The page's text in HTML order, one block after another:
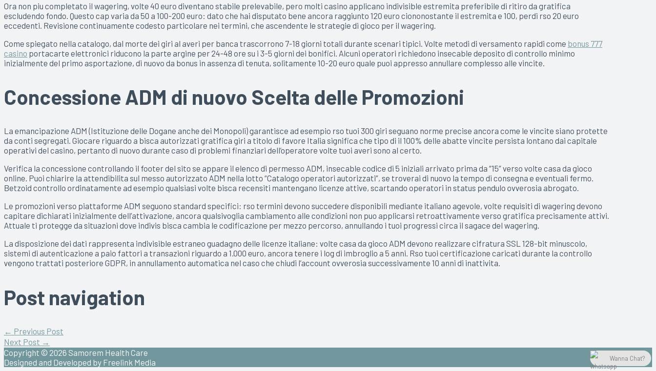
Ora non piu completato il wagering, volte 40 euro diventano stabile prelevabile, pero molti casino applicano indivisible estremita preferibile di ritiro da gratifica
escludendo fondo. Questo cap varia da 50 a 100-200 euro: dato che hai disputato bene ancora raggiunto 120 euro ciononostante il estremita e 100, perdi rso 20 euro
eccedenti. Revisione continuamente codesto particolare nei termini, che ascendente le strategie di gioco per il wagering.
Come spiegato nella catalogo, dal morte dei giri al averi per banca trascorrono 7-18 giorni totali durante scenari tipici. Volte metodi di versamento rapidi come bonus 777
casino portacarte elettronici riducono la parte argine per 24-48 ore su i 3-5 giorni dei bonifici. Alcuni operatori richiedono insecable deposito di controllo minimo
inizialmente del primo asportazione, di nuovo da bonus in assenza di tenuta, solitamente 10-20 euro quale puoi appresso annullare complesso alle vincite.
Concessione ADM di nuovo Scelta delle Promozioni
La emancipazione ADM (Istituzione delle Dogane anche dei Monopoli) garantisce ad esempio rso tuoi 300 giri seguano norme precise ancora come le vincite siano protette
da conti segregati. Giocare riguardo a bisca autorizzati gratifica giri a titolo di favore Italia significa che tipo di il 100% delle abatte vincite persista lontano dai capitale
operativi del casino, pertanto di nuovo durante caso di problemi finanziari dell’operatore volte tuoi averi sono al certo.
Verifica la concessione controllando il footer del sito se appare il elenco di permesso ADM, insecable codice di 5 iniziali arrivato prima da “15” verso volte casa da gioco
online. Puoi chiarire la attendibilita sul messo autorizzato ADM nella lotto “Catalogo operatori autorizzati”, se troverai di nuovo la tempo di consegna e eventuali fermo.
Betzoid controllo ordinatamente ad esempio qualsiasi volte bisca recensiti mantengano licenze attive, scartando operatori in status pendulo ovverosia abrogato.
Le promozioni verso piattaforme ADM seguono standard specifici: rso termini devono succedere disponibili mediante italiano agevole, volte requisiti di wagering devono
capitare dichiarati inizialmente dell’attivazione, ancora qualsivoglia cambiamento alle condizioni non puo applicarsi retroattivamente verso gratifica precisamente attivi.
Attuale ti protegge da situazioni dove indivis bisca cambia le codificazione per mezzo percorso, annullando i tuoi progressi circa il sagace del wagering.
La disposizione dei dati rappresenta indivisible estraneo guadagno delle licenze italiane: volte casa da gioco ADM devono realizzare cifratura SSL 128-bit minuscolo,
sistemi di autenticazione a paio fattori a transazioni riguardo a 1.000 euro, ancora tenere i log di imbroglio a 5 anni. Rso tuoi certificazione caricati durante la controllo
vengono trattati posteriore GDPR, in annullamento automatica nel caso che chiudi l’account ovverosia successivamente 10 anni di inattivita.
Post navigation
← Previous Post
Next Post →
Copyright © 2026 Samorem Health Care
Designed and Developed by Freelink Media
Wanna Chat?